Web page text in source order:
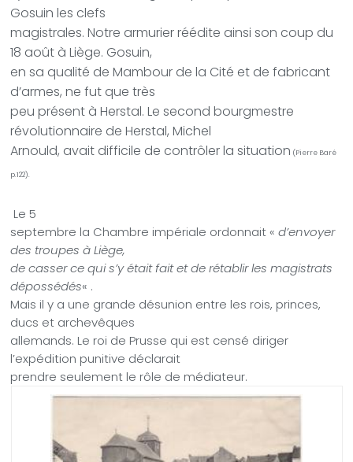
Gosuin les clefs
magistrales. Notre armurier réédite ainsi son coup du
18 août à Liège. Gosuin,
en sa qualité de Mambour de la Cité et de fabricant
d’armes, ne fut que très
peu présent à Herstal. Le second bourgmestre
révolutionnaire de Herstal, Michel
Arnould, avait difficile de contrôler la situation (Pierre Baré
p.122).
Le 5
septembre la Chambre impériale ordonnait «d’envoyer
des troupes à Liège,
de casser ce qui s’y était fait et de rétablir les magistrats
dépossédés« .
Mais il y a une grande désunion entre les rois, princes,
ducs et archevêques
allemands. Le roi de Prusse qui est censé diriger
l’expédition punitive déclarait
prendre seulement le rôle de médiateur.